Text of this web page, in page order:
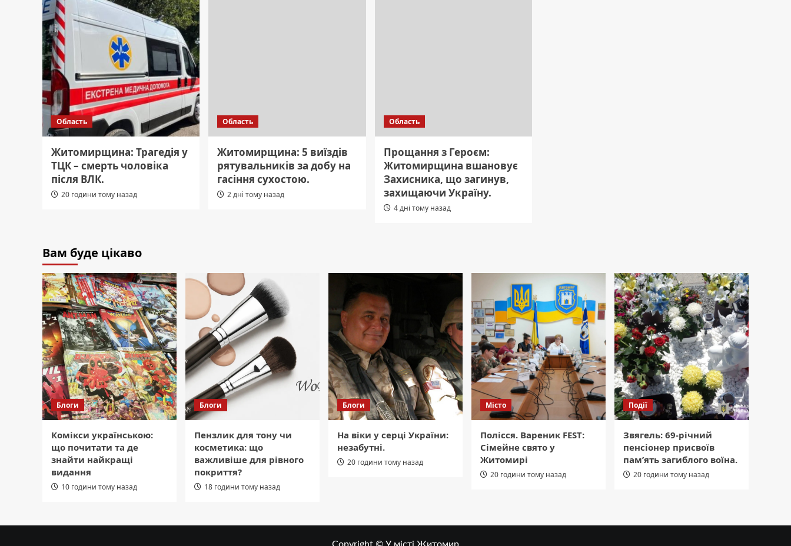
Область
Житомирщина: Трагедія у
ТЦК – смерть чоловіка
після ВЛК.
20 години тому назад
Область
Житомирщина: 5 виїздів
рятувальників за добу на
гасіння сухостою.
2 дні тому назад
Область
Прощання з Героєм:
Житомирщина вшановує
Захисника, що загинув,
захищаючи Україну.
4 дні тому назад
Вам буде цікаво
Блоги
Комікси українською:
що почитати та де
знайти найкращі
видання
10 години тому назад
Блоги
Пензлик для тону чи
косметика: що
важливіше для рівного
покриття?
18 години тому назад
Блоги
На віки у серці України:
незабутні.
20 години тому назад
Місто
Полісся. Вареник FEST:
Сімейне свято у
Житомирі
20 години тому назад
Події
Звягель: 69-річний
пенсіонер присвоїв
пам’ять загиблого воїна.
20 години тому назад